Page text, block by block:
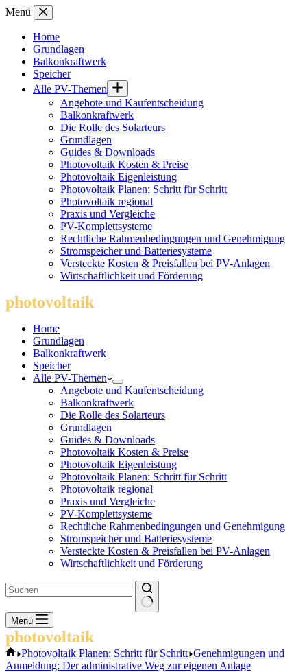
Zum
springen
Menü
Home
Grundlagen
Balkonkraftwerk
Speicher
Alle PV-Themen
Angebote und Kaufentscheidung
Balkonkraftwerk
Die Rolle des Solarteurs
Grundlagen
Guides & Downloads
Photovoltaik Kosten & Preise
Photovoltaik Eigenleistung
Photovoltaik Planen: Schritt für Schritt
Photovoltaik regional
Praxis und Vergleiche
PV-Komplettsysteme
Rechtliche Rahmenbedingungen und Genehmigung
Stromspeicher und Batteriesysteme
Versteckte Kosten & Preisfallen bei PV-Anlagen
Wirtschaftlichkeit und Förderung
photovoltaik
Home
Grundlagen
Balkonkraftwerk
Speicher
Alle PV-Themen
Angebote und Kaufentscheidung
Balkonkraftwerk
Die Rolle des Solarteurs
Grundlagen
Guides & Downloads
Photovoltaik Kosten & Preise
Photovoltaik Eigenleistung
Photovoltaik Planen: Schritt für Schritt
Photovoltaik regional
Praxis und Vergleiche
PV-Komplettsysteme
Rechtliche Rahmenbedingungen und Genehmigung
Stromspeicher und Batteriesysteme
Versteckte Kosten & Preisfallen bei PV-Anlagen
Wirtschaftlichkeit und Förderung
Keine
Ergebnisse
Menü
photovoltaik
Start
Photovoltaik Planen: Schritt für Schritt Genehmigungen und
Anmeldung: Der administrative Weg zur eigenen Anlage